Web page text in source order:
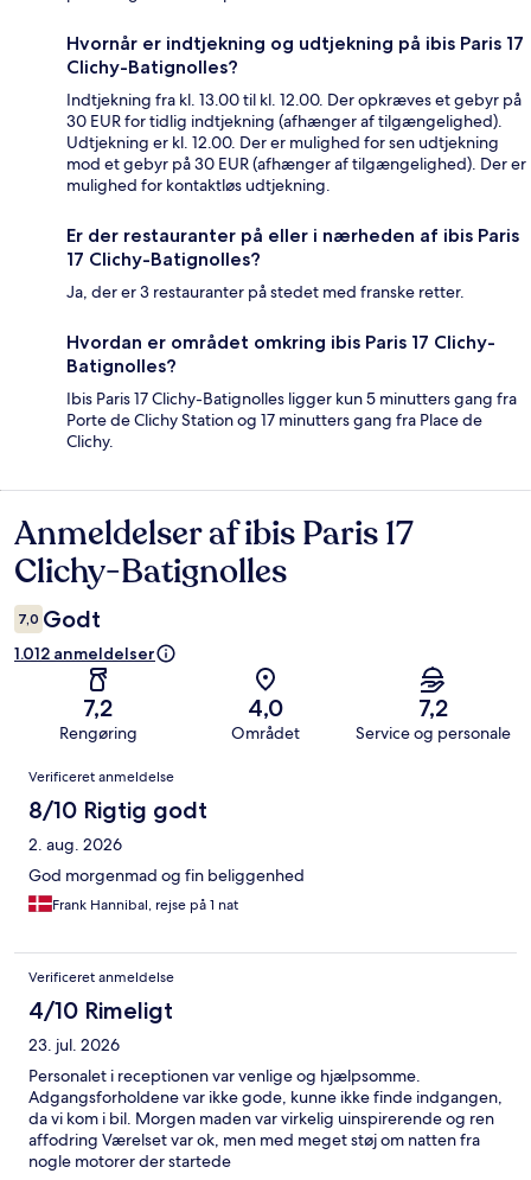
Hvornår er indtjekning og udtjekning på ibis Paris 17
Clichy-Batignolles?
Indtjekning fra kl. 13.00 til kl. 12.00. Der opkræves et gebyr på
30 EUR for tidlig indtjekning (afhænger af tilgængelighed).
Udtjekning er kl. 12.00. Der er mulighed for sen udtjekning
mod et gebyr på 30 EUR (afhænger af tilgængelighed). Der er
mulighed for kontaktløs udtjekning.
Er der restauranter på eller i nærheden af ibis Paris
17 Clichy-Batignolles?
Ja, der er 3 restauranter på stedet med franske retter.
Hvordan er området omkring ibis Paris 17 Clichy-
Batignolles?
Ibis Paris 17 Clichy-Batignolles ligger kun 5 minutters gang fra
Porte de Clichy Station og 17 minutters gang fra Place de
Clichy.
Anmeldelser
Anmeldelser af ibis Paris 17
Clichy-Batignolles
7,0 Godt
1.012 anmeldelser
7,2
Rengøring
4,0
Området
7,2
Service og personale
Anmeldelser
Verificeret anmeldelse
8/10 Rigtig godt
2. aug. 2026
God morgenmad og fin beliggenhed
Frank Hannibal, rejse på 1 nat
Verificeret anmeldelse
4/10 Rimeligt
23. jul. 2026
Personalet i receptionen var venlige og hjælpsomme.
Adgangsforholdene var ikke gode, kunne ikke finde indgangen,
da vi kom i bil. Morgen maden var virkelig uinspirerende og ren
affodring Værelset var ok, men med meget støj om natten fra
nogle motorer der startede